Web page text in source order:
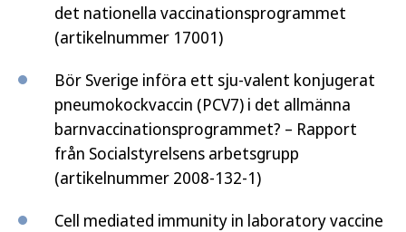
det nationella vaccinationsprogrammet
(artikelnummer 17001)
Bör Sverige införa ett sju-valent konjugerat
pneumokockvaccin (PCV7) i det allmänna
barnvaccinationsprogrammet? – Rapport
från Socialstyrelsens arbetsgrupp
(artikelnummer 2008-132-1)
Cell mediated immunity in laboratory vaccine